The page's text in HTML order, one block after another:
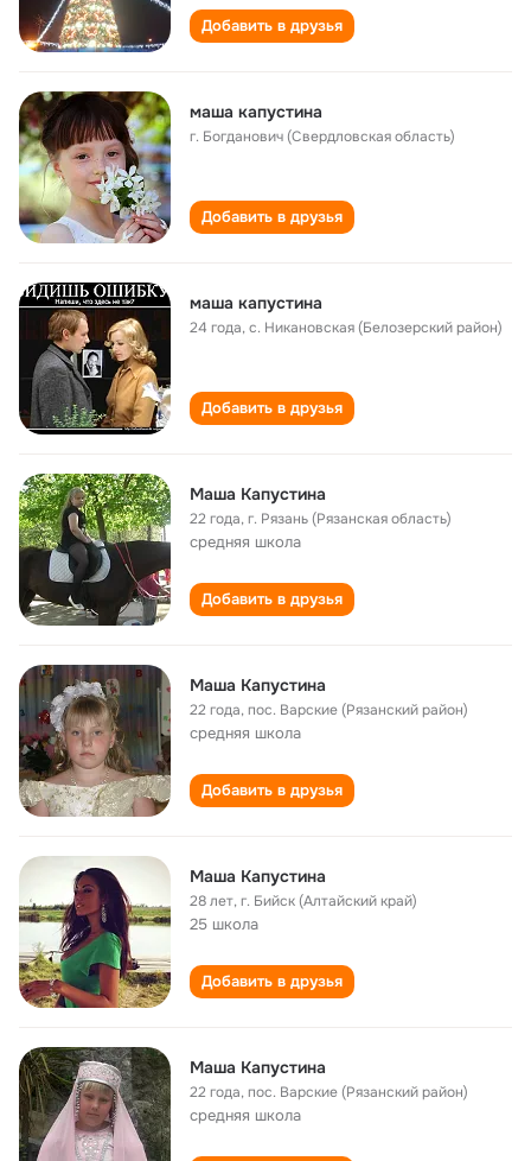
Добавить в друзья
маша капустина
г. Богданович (Свердловская область)
Добавить в друзья
маша капустина
24 года,с. Никановская (Белозерский район)
Добавить в друзья
Маша Капустина
22 года,г. Рязань (Рязанская область)
cредняя школа
Добавить в друзья
Маша Капустина
22 года,пос. Варские (Рязанский район)
cредняя школа
Добавить в друзья
Маша Капустина
28 лет,г. Бийск (Алтайский край)
25 школа
Добавить в друзья
Маша Капустина
22 года,пос. Варские (Рязанский район)
cредняя школа